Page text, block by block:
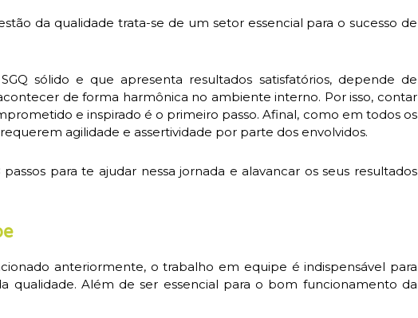
da qualidade trata-se de um setor essencial para o sucesso de
sólido e que apresenta resultados satisfatórios, depende de
de forma harmônica no ambiente interno. Por isso, contar
e inspirado é o primeiro passo. Afinal, como em todos os
agilidade e assertividade por parte dos envolvidos.
para te ajudar nessa jornada e alavancar os seus resultados
anteriormente, o trabalho em equipe é indispensável para
qualidade. Além de ser essencial para o bom funcionamento da